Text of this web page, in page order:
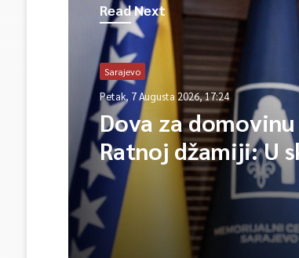
Read Next
Sarajevo
Petak, 7 Augusta 2026, 17:24
Dova za
Ratnoj džamiji: U
manifestacije
Igman 2026“
herojima